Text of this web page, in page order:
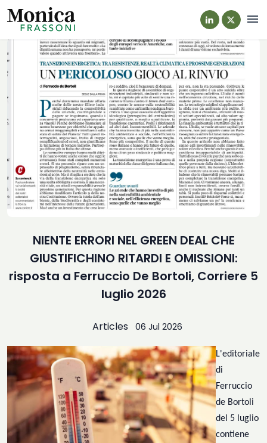
NIENTE ERRORI NEL GREEN DEAL CHE
GIUSTIFICHINO RITARDI E OMISSIONI:
risposta a Ferruccio De Bortoli, Corriere 5
luglio 2026
Articles 06 Jul 2026
L'editoriale
di
Ferruccio
de Bortoli
del 5 luglio
contiene